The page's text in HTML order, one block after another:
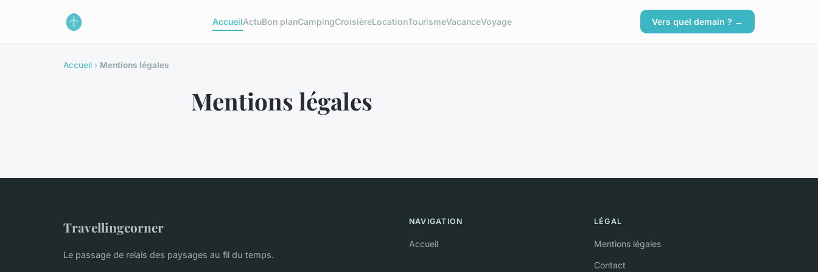
AccueilActuBon planCampingCroisièreLocationTourismeVacanceVoyage Vers quel demain ? →
Accueil › Mentions légales
Mentions légales
Travellingcorner
Le passage de relais des paysages au fil du temps.
NAVIGATION
Accueil
LÉGAL
Mentions légales
Contact